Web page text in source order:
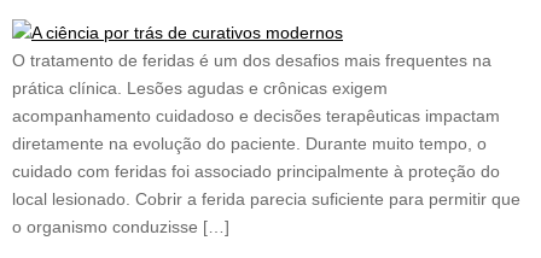
O tratamento de feridas é um dos desafios mais frequentes na
prática clínica. Lesões agudas e crônicas exigem
acompanhamento cuidadoso e decisões terapêuticas impactam
diretamente na evolução do paciente. Durante muito tempo, o
cuidado com feridas foi associado principalmente à proteção do
local lesionado. Cobrir a ferida parecia suficiente para permitir que
o organismo conduzisse […]